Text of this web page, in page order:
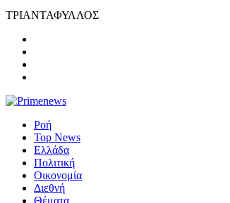
ΤΡΙΑΝΤΑΦΥΛΛΟΣ
Ροή
Top News
Ελλάδα
Πολιτική
Οικονομία
Διεθνή
Θέματα